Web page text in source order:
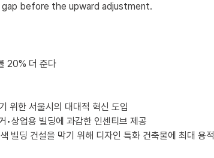
before the upward adjustment.
20% 더 준다
위한 서울시의 대대적 혁신 도입
•상업용 빌딩에 과감한 인센티브 제공
빌딩 건설을 막기 위해 디자인 특화 건축물에 최대 용적